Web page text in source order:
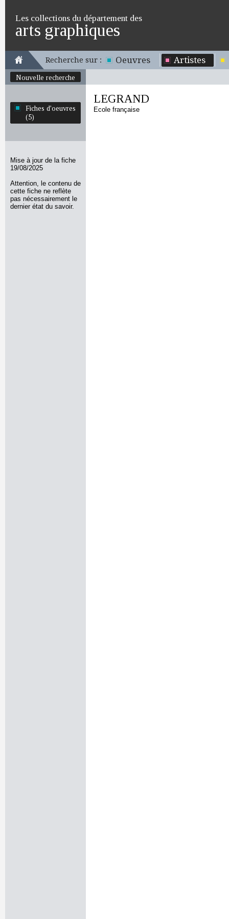
Les collections du département des
arts graphiques
Recherche sur : Oeuvres Artistes
Nouvelle recherche
Fiches d'oeuvres
(5)
Mise à jour de la fiche
19/08/2025
Attention, le contenu de
cette fiche ne reflète
pas nécessairement le
dernier état du savoir.
LEGRAND
Ecole française